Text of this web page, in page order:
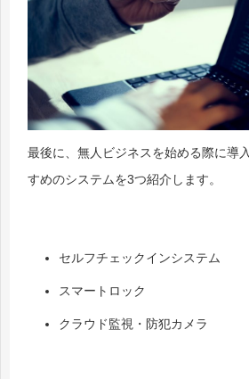
最後に、無人ビジネスを始める際に導
すめのシステムを3つ紹介します。
セルフチェックインシステム
スマートロック
クラウド監視・防犯カメラ